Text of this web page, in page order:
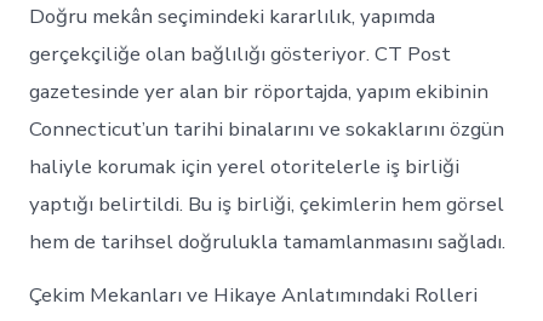
Doğru mekân seçimindeki kararlılık, yapımda
gerçekçiliğe olan bağlılığı gösteriyor. CT Post
gazetesinde yer alan bir röportajda, yapım ekibinin
Connecticut’un tarihi binalarını ve sokaklarını özgün
haliyle korumak için yerel otoritelerle iş birliği
yaptığı belirtildi. Bu iş birliği, çekimlerin hem görsel
hem de tarihsel doğrulukla tamamlanmasını sağladı.
Çekim Mekanları ve Hikaye Anlatımındaki Rolleri